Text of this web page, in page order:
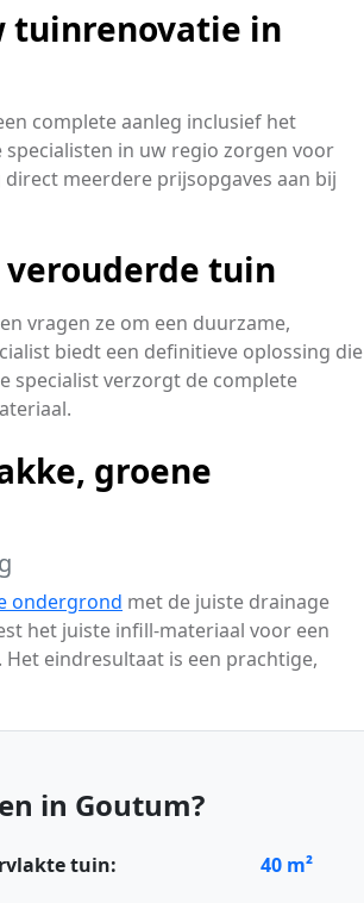
tuinrenovatie in
complete aanleg inclusief het
in uw regio zorgen voor
meerdere prijsopgaves aan bij
tuin
vragen ze om een duurzame,
biedt een definitieve oplossing die
specialist verzorgt de complete
groene
ondergrond met de juiste drainage
het juiste infill-materiaal voor een
eindresultaat is een prachtige,
in Goutum?
tuin: 40 m²